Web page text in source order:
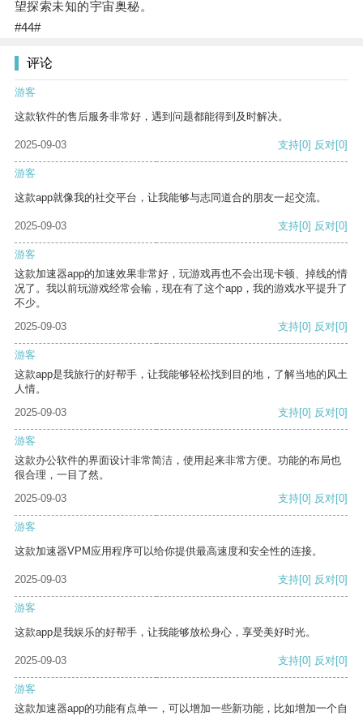
望探索未知的宇宙奥秘。
#44#
评论
游客
这款软件的售后服务非常好，遇到问题都能得到及时解决。
2025-09-03 支持[0] 反对[0]
游客
这款app就像我的社交平台，让我能够与志同道合的朋友一起交流。
2025-09-03 支持[0] 反对[0]
游客
这款加速器app的加速效果非常好，玩游戏再也不会出现卡顿、掉线的情
况了。我以前玩游戏经常会输，现在有了这个app，我的游戏水平提升了
不少。
2025-09-03
支持[0] 反对[0]
游客
这款app是我旅行的好帮手，让我能够轻松找到目的地，了解当地的风土
人情。
2025-09-03
支持[0] 反对[0]
游客
这款办公软件的界面设计非常简洁，使用起来非常方便。功能的布局也
很合理，一目了然。
2025-09-03
支持[0] 反对[0]
游客
这款加速器VPM应用程序可以给你提供最高速度和安全性的连接。
2025-09-03 支持[0] 反对[0]
游客
这款app是我娱乐的好帮手，让我能够放松身心，享受美好时光。
2025-09-03 支持[0] 反对[0]
游客
这款加速器app的功能有点单一，可以增加一些新功能，比如增加一个自